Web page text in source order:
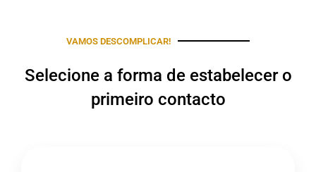
VAMOS DESCOMPLICAR!
Selecione a forma de estabelecer o
primeiro contacto